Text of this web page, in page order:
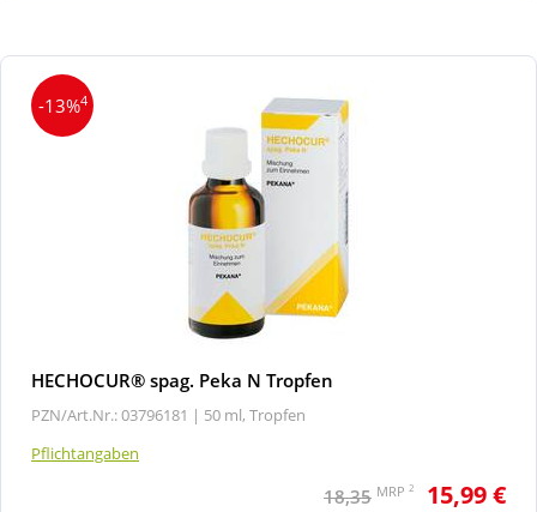
-13%4
HECHOCUR® spag. Peka N Tropfen
PZN/Art.Nr.: 03796181 | 50 ml, Tropfen
Pflichtangaben
18,35 MRP 2 15,99 €